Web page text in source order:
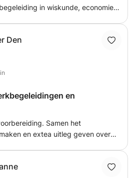
in wiskunde, economie,
Of je nu worstelt met lastige
concepten of taalkundige regels,
Den
Samen het
en extea uitleg geven over
antwoorden analyseren.